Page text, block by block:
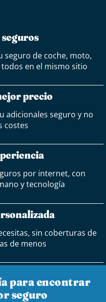
de coche, moto,
en el mismo sitio
precio
adicionales seguro y no
costes
por internet, con
y tecnología
sin coberturas de
de menos
para encontrar
seguro